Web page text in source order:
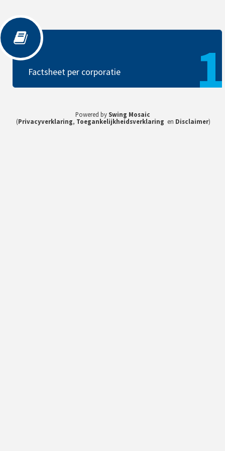
Factsheet per corporatie
Factsheet per corporatie 1
Powered by Swing Mosaic
(Privacyverklaring, Toegankelijkheidsverklaring en Disclaimer)